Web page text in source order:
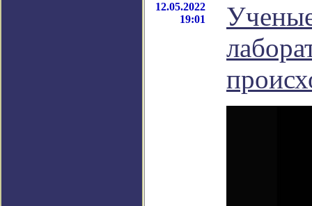
12.05.2022
19:01